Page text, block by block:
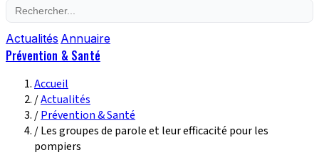
Actualités Annuaire
Prévention & Santé
Accueil
/Actualités
/Prévention & Santé
/Les groupes de parole et leur efficacité pour les
pompiers